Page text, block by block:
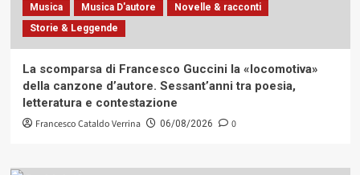
Musica
Musica D'autore
Novelle & racconti
Storie & Leggende
La scomparsa di Francesco Guccini la «locomotiva»
della canzone d’autore. Sessant’anni tra poesia,
letteratura e contestazione
Francesco Cataldo Verrina 06/08/2026 0